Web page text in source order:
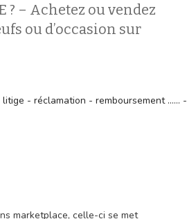
? – Achetez ou vendez
ou d’occasion sur
- réclamation - remboursement ...... -
marketplace, celle-ci se met